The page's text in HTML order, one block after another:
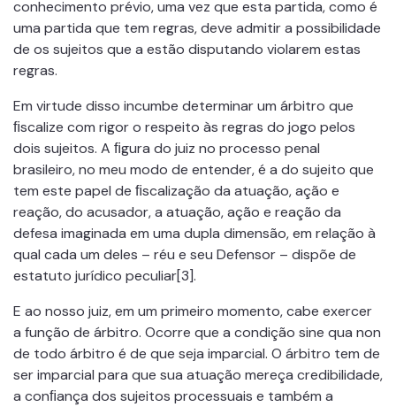
conhecimento prévio, uma vez que esta partida, como é
uma partida que tem regras, deve admitir a possibilidade
de os sujeitos que a estão disputando violarem estas
regras.
Em virtude disso incumbe determinar um árbitro que
ﬁscalize com rigor o respeito às regras do jogo pelos
dois sujeitos. A ﬁgura do juiz no processo penal
brasileiro, no meu modo de entender, é a do sujeito que
tem este papel de ﬁscalização da atuação, ação e
reação, do acusador, a atuação, ação e reação da
defesa imaginada em uma dupla dimensão, em relação à
qual cada um deles – réu e seu Defensor – dispõe de
estatuto jurídico peculiar[3].
E ao nosso juiz, em um primeiro momento, cabe exercer
a função de árbitro. Ocorre que a condição sine qua non
de todo árbitro é de que seja imparcial. O árbitro tem de
ser imparcial para que sua atuação mereça credibilidade,
a conﬁança dos sujeitos processuais e também a